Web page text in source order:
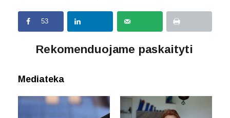
53
Rekomenduojame paskaityti
Mediateka